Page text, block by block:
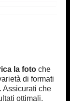
la foto che
di formati
Assicurati che
ottimali.